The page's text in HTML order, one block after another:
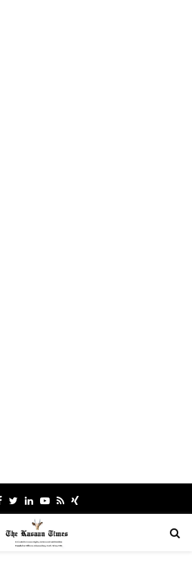
Facebook
TwitterLinkedinYoutube
RssXing